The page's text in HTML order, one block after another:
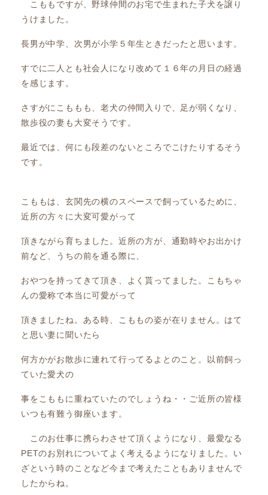
こももですが、野球仲間のお宅で生まれた子犬を譲り
うけました。
長男が中学、次男が小学５年生ときだったと思います。
すでに二人とも社会人になり改めて１６年の月日の経過
を感じます。
さすがにこももも、老犬の仲間入りで、足が弱くなり、
散歩役の妻も大変そうです。
最近では、何にも段差のないところでこけたりするそう
です。
こももは、玄関先の横のスペースで飼っているために、
近所の方々に大変可愛がって
頂きながら育ちました。近所の方が、通勤時やお出かけ
前など、うちの前を通る際に、
おやつを持ってきて頂き、よく貰ってました。こもちゃ
んの愛称で本当に可愛がって
頂きましたね。ある時、こももの姿が在りません。はて
と思い妻に聞いたら
何方かがお散歩に連れて行ってるよとのこと。以前飼っ
ていた愛犬の
事をこももに重ねていたのでしょうね・・ご近所の皆様
いつも有難う御座います。
このお仕事に携らわさせて頂くようになり、最愛なる
PETのお別れについてよく考えるようになりました。い
ざという時のことなど今まで考えたこともありませんで
したからね。